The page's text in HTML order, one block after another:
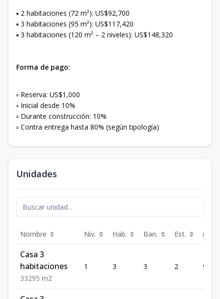
▪️ 2 habitaciones (72 m²): US$92,700
▪️ 3 habitaciones (95 m²): US$117,420
▪️ 3 habitaciones (120 m² – 2 niveles): US$148,320
Forma de pago:
▫️ Reserva: US$1,000
▫️ Inicial desde 10%
▫️ Durante construcción: 10%
▫️ Contra entrega hasta 80% (según tipología)
Unidades
Nombre Niv. Hab. Ban. Est. m²
Casa 3
habitaciones
33295 m2
1 3 3 2 95